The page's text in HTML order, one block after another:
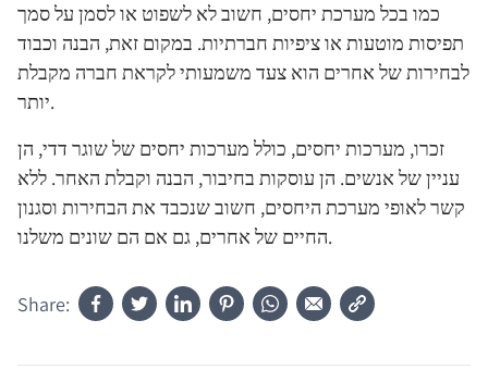
כמו בכל מערכת יחסים, חשוב לא לשפוט או לסמן על סמך
תפיסות מוטעות או ציפיות חברתיות. במקום זאת, הבנה וכבוד
לבחירות של אחרים הוא צעד משמעותי לקראת חברה מקבלת
יותר.
זכרו, מערכות יחסים, כולל מערכות יחסים של שוגר דדי, הן
עניין של אנשים. הן עוסקות בחיבור, הבנה וקבלת האחר. ללא
קשר לאופי מערכת היחסים, חשוב שנכבד את הבחירות וסגנון
החיים של אחרים, גם אם הם שונים משלנו.
Share: